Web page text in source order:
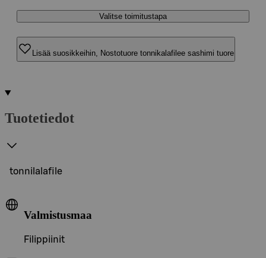
Valitse toimitustapa
Lisää suosikkeihin, Nostotuore tonnikalafilee sashimi tuore
Tuotetiedot
tonnilalafile
Valmistusmaa
Filippiinit